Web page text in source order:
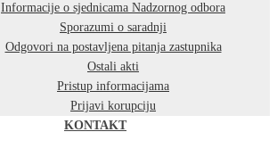
Informacije o sjednicama Nadzornog odbora
Sporazumi o saradnji
Odgovori na postavljena pitanja zastupnika
Ostali akti
Pristup informacijama
Prijavi korupciju
KONTAKT